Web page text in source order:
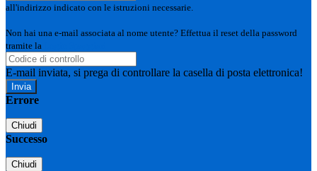
all'indirizzo indicato con le istruzioni necessarie.
Non hai una e-mail associata al nome utente? Effettua il reset della password
tramite la
E-mail inviata, si prega di controllare la casella di posta elettronica!
Errore
Chiudi
Successo
Chiudi